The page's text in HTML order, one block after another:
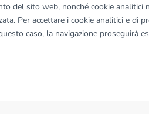
del sito web, nonché cookie
Per accettare i cookie analitici e di
caso, la navigazione proseguirà